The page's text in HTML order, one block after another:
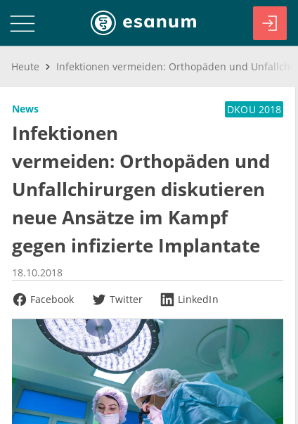
Heute
News DKOU 2018
Infektionen
vermeiden: Orthopäden und
Unfallchirurgen diskutieren
neue Ansätze im Kampf
gegen infizierte Implantate
18.10.2018
Facebook
Twitter LinkedIn